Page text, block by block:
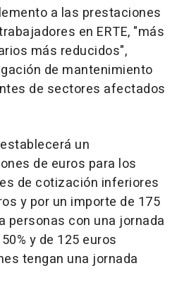
a las prestaciones
en ERTE, "más
más reducidos",
de mantenimiento
de sectores afectados
un
de euros para los
de cotización inferiores
y por un importe de 175
personas con una jornada
y de 125 euros
tengan una jornada